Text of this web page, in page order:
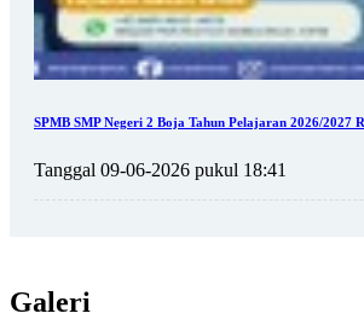
SPMB SMP Negeri 2 Boja Tahun Pelajaran 2026/2027
Tanggal 09-06-2026 pukul 18:41
Galeri